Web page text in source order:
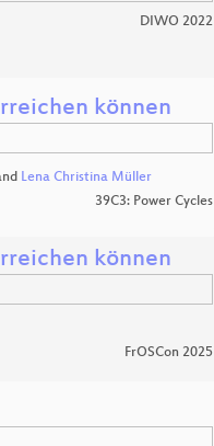
DIWO 2022
können
Lena Christina Müller
39C3: Power Cycles
können
FrOSCon 2025